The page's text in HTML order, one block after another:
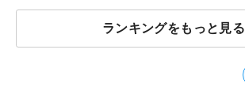
ランキングをもっと見る